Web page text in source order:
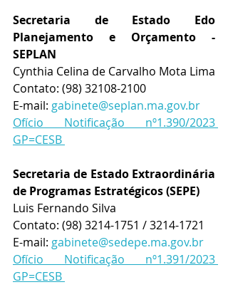
Secretaria de Estado Edo
Planejamento e Orçamento -
SEPLAN
Cynthia Celina de Carvalho Mota Lima
Contato: (98) 32108-2100
E-mail: gabinete@seplan.ma.gov.br
Ofício Notificação nº1.390/2023
GP=CESB
Secretaria de Estado Extraordinária
de Programas Estratégicos (SEPE)
Luis Fernando Silva
Contato: (98) 3214-1751 / 3214-1721
E-mail: gabinete@sedepe.ma.gov.br
Ofício Notificação nº1.391/2023
GP=CESB